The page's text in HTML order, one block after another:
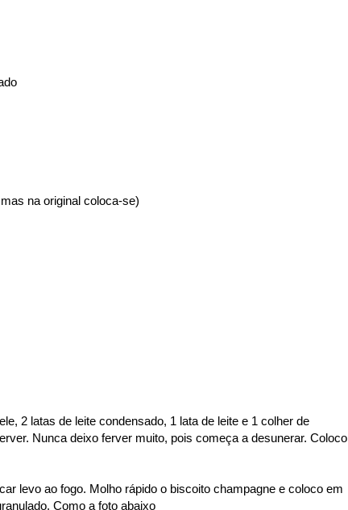
na original coloca-se)
2 latas de leite condensado, 1 lata de leite e 1 colher de
Nunca deixo ferver muito, pois começa a desunerar. Coloco
levo ao fogo. Molho rápido o biscoito champagne e coloco em
Como a foto abaixo